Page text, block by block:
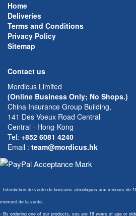
Home
Deliveries
Terms and Conditions
Privacy Policy
Sitemap
Contact us
Mordicus Limited
(Online Business Only; No Shops.)
China Insurance Group Building,
141 Des Voeux Road Central
Central - Hong-Kong
Tel: +852 6081 4240
Email : team@mordicus.hk
- Interdiction de vente de boissons alcooliques aux mineurs de
moment de la vente.
- By ordering one of our products, you are 18 years of age or